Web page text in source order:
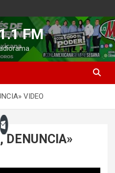
FM
VIDEO
DENUNCIA»